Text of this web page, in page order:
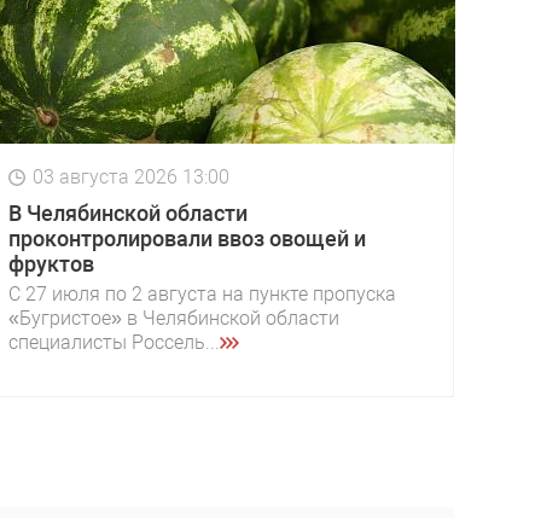
03 августа 2026 13:00
В Челябинской области
проконтролировали ввоз овощей и
фруктов
С 27 июля по 2 августа на пункте пропуска
«Бугристое» в Челябинской области
специалисты Россель...